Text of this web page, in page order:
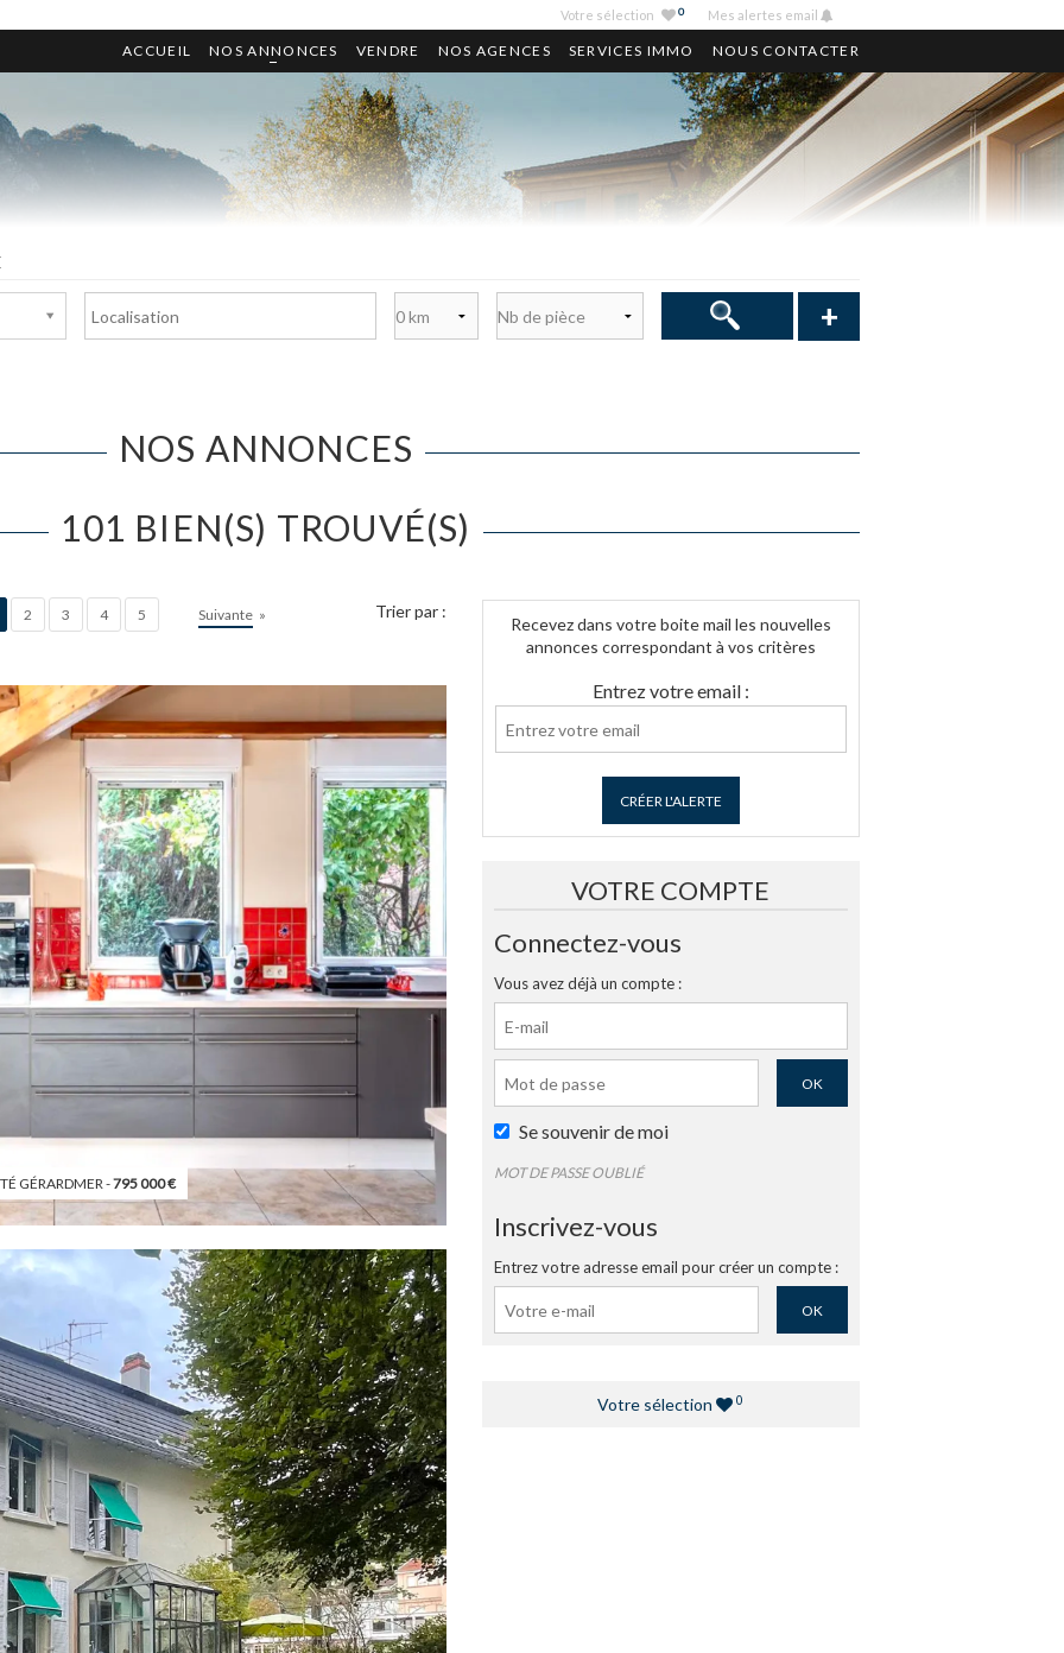
Votre sélection 0 Mes alertes email
ACCUEIL NOS ANNONCES VENDRE NOS AGENCES SERVICES IMMO NOUS CONTACTER
+
NOS ANNONCES
101 BIEN(S) TROUVÉ(S)
Recevez dans votre boite mail les nouvelles
annonces correspondant à vos critères
Entrez votre email :
CRÉER L'ALERTE
VOTRE COMPTE
Connectez-vous
Vous avez déjà un compte :
OK
Se souvenir de moi
MOT DE PASSE OUBLIÉ
Inscrivez-vous
Entrez votre adresse email pour créer un compte :
OK
Votre sélection 0
Trier par :
2 3 4 5 Suivante »
GÉRARDMER -795 000€